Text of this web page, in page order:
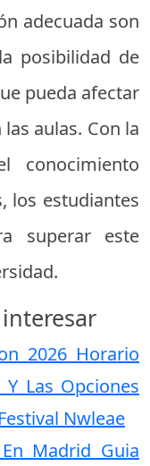
adecuada son
posibilidad de
pueda afectar
aulas. Con la
conocimiento
los estudiantes
superar este
2026 Horario
Las Opciones
Nwleae
Madrid Guia